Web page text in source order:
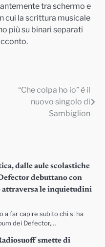
tra schermo e
cui la scrittura musicale
più su binari separati
“Che colpa ho io” è il
nuovo singolo di
Sambiglion
dalle aule scolastiche
debuttano con
attraversa le inquietudini
a far capire subito chi si ha
dei Defector,…
smette di